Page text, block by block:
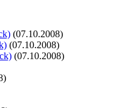
(07.10.2008)
(07.10.2008)
(07.10.2008)